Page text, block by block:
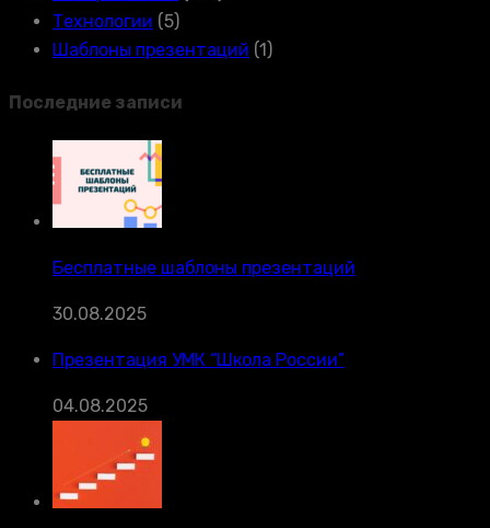
Технологии (5)
Шаблоны презентаций (1)
Последние записи
Бесплатные шаблоны презентаций
30.08.2025
Презентация УМК “Школа России”
04.08.2025